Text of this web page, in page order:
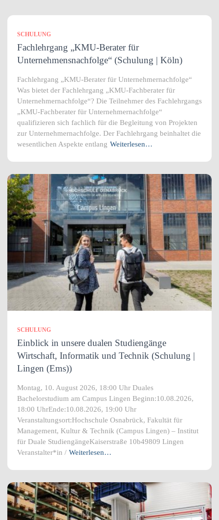
SCHULUNG
Fachlehrgang „KMU-Berater für
Unternehmensnachfolge“ (Schulung | Köln)
Fachlehrgang „KMU-Berater für Unternehmernachfolge“
Was bietet der Fachlehrgang „KMU-Fachberater für
Unternehmernachfolge“? Die Teilnehmer des Fachlehrgangs
„KMU-Fachberater für Unternehmernachfolge“
qualifizieren sich fachlich für die Begleitung von Projekten
zur Unternehmernachfolge. Der Fachlehrgang beinhaltet die
wesentlichen Aspekte entlang Weiterlesen…
SCHULUNG
Einblick in unsere dualen Studiengänge
Wirtschaft, Informatik und Technik (Schulung |
Lingen (Ems))
Montag, 10. August 2026, 18:00 Uhr Duales
Bachelorstudium am Campus Lingen Beginn:10.08.2026,
18:00 UhrEnde:10.08.2026, 19:00 Uhr
Veranstaltungsort:Hochschule Osnabrück, Fakultät für
Management, Kultur & Technik (Campus Lingen) – Institut
für Duale StudiengängeKaiserstraße 10b49809 Lingen
Veranstalter*in / Weiterlesen…